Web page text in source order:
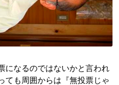
になるのではないかと言われ
ても周囲からは『無投票じゃ